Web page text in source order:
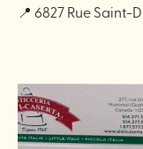
📍 6827 Rue Saint-